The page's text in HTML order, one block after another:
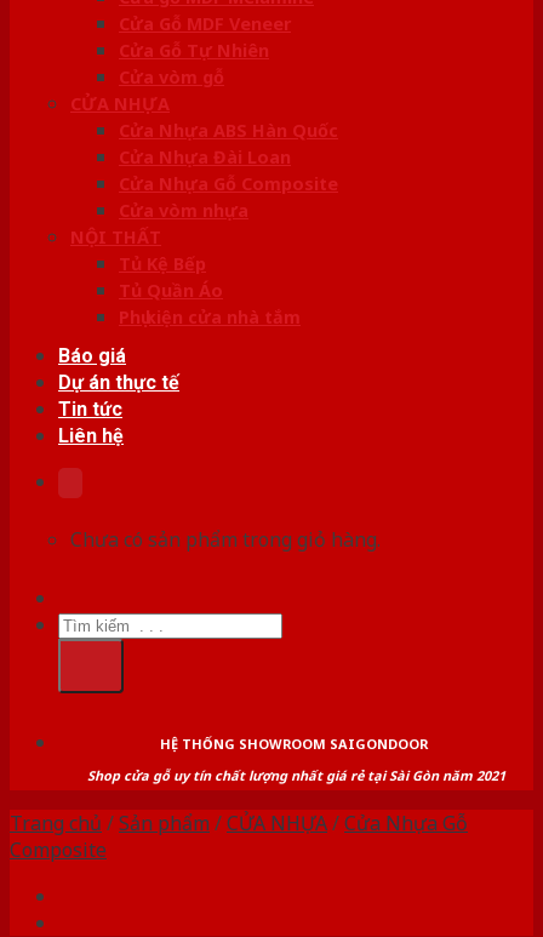
Cửa Gỗ MDF Veneer
Cửa Gỗ Tự Nhiên
Cửa vòm gỗ
CỬA NHỰA
Cửa Nhựa ABS Hàn Quốc
Cửa Nhựa Đài Loan
Cửa Nhựa Gỗ Composite
Cửa vòm nhựa
NỘI THẤT
Tủ Kệ Bếp
Tủ Quần Áo
Phụ kiện cửa nhà tắm
Báo giá
Dự án thực tế
Tin tức
Liên hệ
Chưa có sản phẩm trong giỏ hàng.
Tìm
kiếm:
HỆ THỐNG SHOWROOM SAIGONDOOR
Shop cửa gỗ uy tín chất lượng nhất giá rẻ tại Sài Gòn năm 2021
Trang chủ /Sản phẩm /CỬA NHỰA/Cửa Nhựa Gỗ
Composite